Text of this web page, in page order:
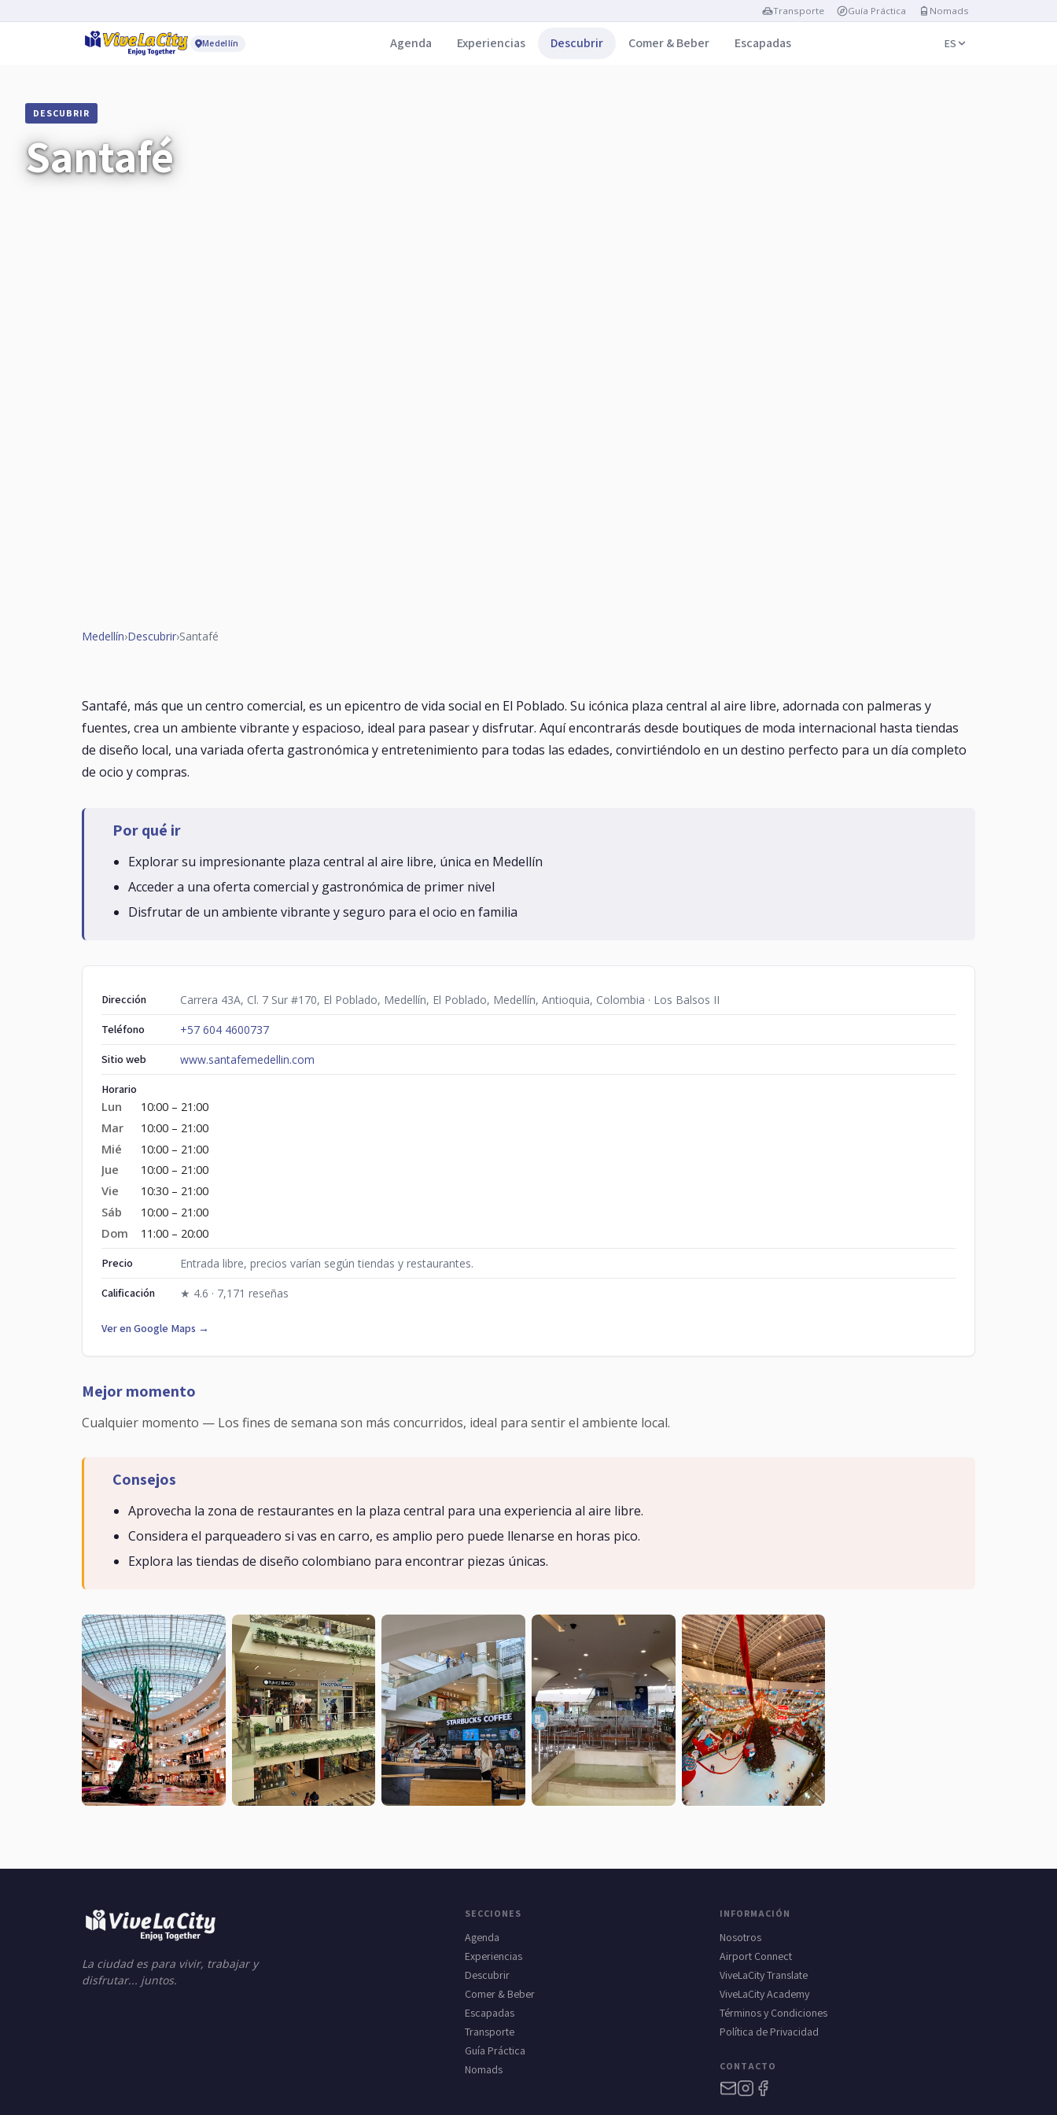
Transporte Guía Práctica Nomads
Medellín Agenda Experiencias Descubrir Comer & Beber Escapadas ES
DESCUBRIR
Santafé
Medellín›Descubrir›Santafé
Santafé, más que un centro comercial, es un epicentro de vida social en El Poblado. Su icónica plaza central al aire libre, adornada con palmeras y
fuentes, crea un ambiente vibrante y espacioso, ideal para pasear y disfrutar. Aquí encontrarás desde boutiques de moda internacional hasta tiendas
de diseño local, una variada oferta gastronómica y entretenimiento para todas las edades, convirtiéndolo en un destino perfecto para un día completo
de ocio y compras.
Por qué ir
Explorar su impresionante plaza central al aire libre, única en Medellín
Acceder a una oferta comercial y gastronómica de primer nivel
Disfrutar de un ambiente vibrante y seguro para el ocio en familia
Dirección Carrera 43A, Cl. 7 Sur #170, El Poblado, Medellín, El Poblado, Medellín, Antioquia, Colombia · Los Balsos II
Teléfono +57 604 4600737
Sitio web www.santafemedellin.com
Horario
Lun
10:00 – 21:00
Mar
10:00 – 21:00
Mié
10:00 – 21:00
Jue
10:00 – 21:00
Vie
10:30 – 21:00
Sáb
10:00 – 21:00
Dom
11:00 – 20:00
Precio Entrada libre, precios varían según tiendas y restaurantes.
Calificación ★ 4.6 · 7,171 reseñas
Ver en Google Maps →
Mejor momento
Cualquier momento — Los fines de semana son más concurridos, ideal para sentir el ambiente local.
Consejos
Aprovecha la zona de restaurantes en la plaza central para una experiencia al aire libre.
Considera el parqueadero si vas en carro, es amplio pero puede llenarse en horas pico.
Explora las tiendas de diseño colombiano para encontrar piezas únicas.
La ciudad es para vivir, trabajar y
disfrutar... juntos.
SECCIONES
Agenda
Experiencias
Descubrir
Comer & Beber
Escapadas
Transporte
Guía Práctica
Nomads
INFORMACIÓN
Nosotros
Airport Connect
ViveLaCity Translate
ViveLaCity Academy
Términos y Condiciones
Política de Privacidad
CONTACTO